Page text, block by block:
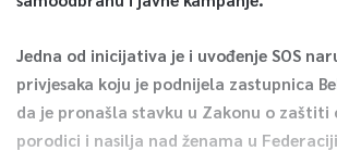
Jedna od inicijativa je i uvođenje SOS
privjesaka koju je podnijela zastupnica
da je pronašla stavku u Zakonu o zaštiti
porodici i nasilja nad ženama u